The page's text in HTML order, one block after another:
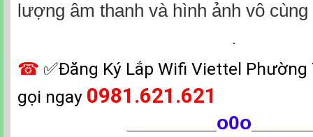
lượng âm thanh và hình ảnh vô
☎ ✅‎Đăng Ký Lắp Wifi Viettel Phường
gọi ngay 0981.621.621